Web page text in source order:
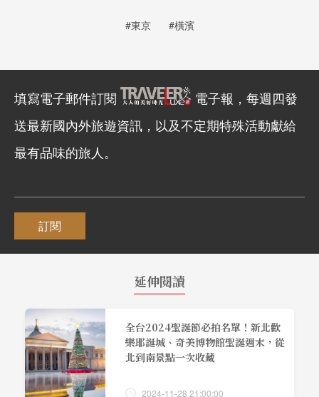
#東京 #橫濱
填寫電子郵件訂閱
電子報，每週四發
送最新國內外旅遊資訊，以及不定期特殊活動獻給
最有品味的旅人。
訂閱
延伸閱讀
全台2024聖誕節必拍名單！新北歡
樂耶誕城、奇美博物館聖誕週末，從
北到南景點一次收藏
2024-11-28 21:00:00